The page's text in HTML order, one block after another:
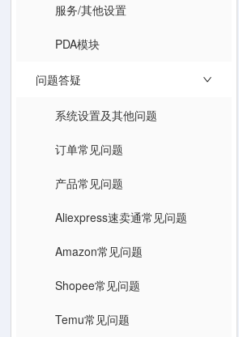
服务/其他设置
PDA模块
问题答疑
系统设置及其他问题
订单常见问题
产品常见问题
Aliexpress速卖通常见问题
Amazon常见问题
Shopee常见问题
Temu常见问题